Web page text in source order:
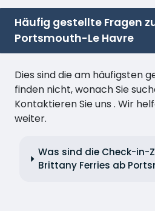
Häufig gestellte Fragen
Portsmouth-Le Havre
Dies sind die am häufigsten
finden nicht, wonach Sie
Kontaktieren Sie uns . Wir
weiter.
Was sind die Check-in-
Brittany Ferries ab